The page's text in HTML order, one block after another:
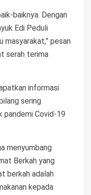
baiknya. Dengan
Edi Peduli
masyarakat,” pesan
serah terima
informasi
sering
pandemi Covid-19
menyumbang
Berkah yang
berkah adalah
kepada